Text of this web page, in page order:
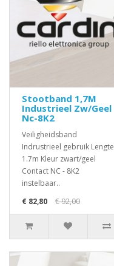
Stootband 1,7M
Industrieel Zw/Geel
Nc-8K2
Veiligheidsband
Indrustrieel gebruik Lengte
1.7m Kleur zwart/geel
Contact NC - 8K2
instelbaar..
€ 82,80
€ 92,00